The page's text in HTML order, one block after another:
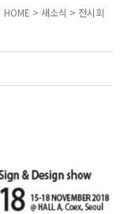
HOME > 새소식 > 전시회